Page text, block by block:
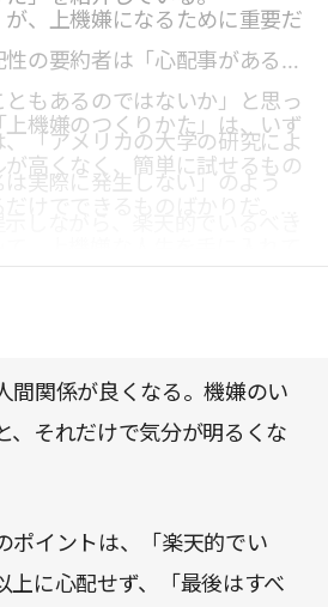
、上機嫌になるために重要だ
の要約者は「心配事があると
もあるのではないか」と思っ
「アメリカの大学の研究によ
実際に発生しない」のよう
くれる。
機嫌のつくりかた」は、いず
高くなく、簡単に試せるもの
間関係が良くなる。機嫌のい
、それだけで気分が明るくな
ポイントは、「楽天的でい
上に心配せず、「最後はすべ